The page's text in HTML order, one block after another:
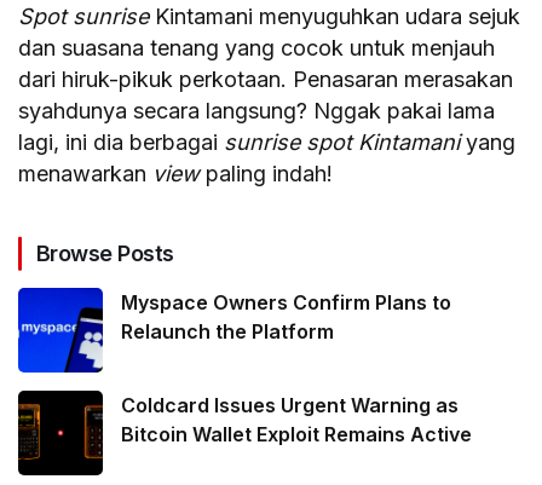
Spot sunriseKintamani menyuguhkan udara sejuk
dan suasana tenang yang cocok untuk menjauh
dari hiruk-pikuk perkotaan. Penasaran merasakan
syahdunya secara langsung? Nggak pakai lama
lagi, ini dia berbagai sunrise spot Kintamaniyang
menawarkan viewpaling indah!
Browse Posts
Myspace Owners Confirm Plans to
Relaunch the Platform
Coldcard Issues Urgent Warning as
Bitcoin Wallet Exploit Remains Active